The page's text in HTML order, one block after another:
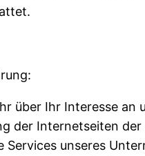
über Ihr Interesse
der Internetseiten
Services unseres